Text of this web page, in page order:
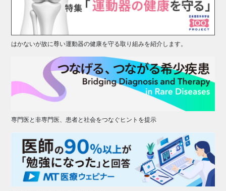
はかないが故に尊い運動器の健康を守る取り組みを紹介します。
専門医と非専門医、患者と社会をつなぐヒントを提示